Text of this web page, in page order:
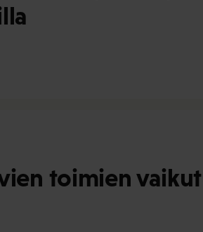
toimien